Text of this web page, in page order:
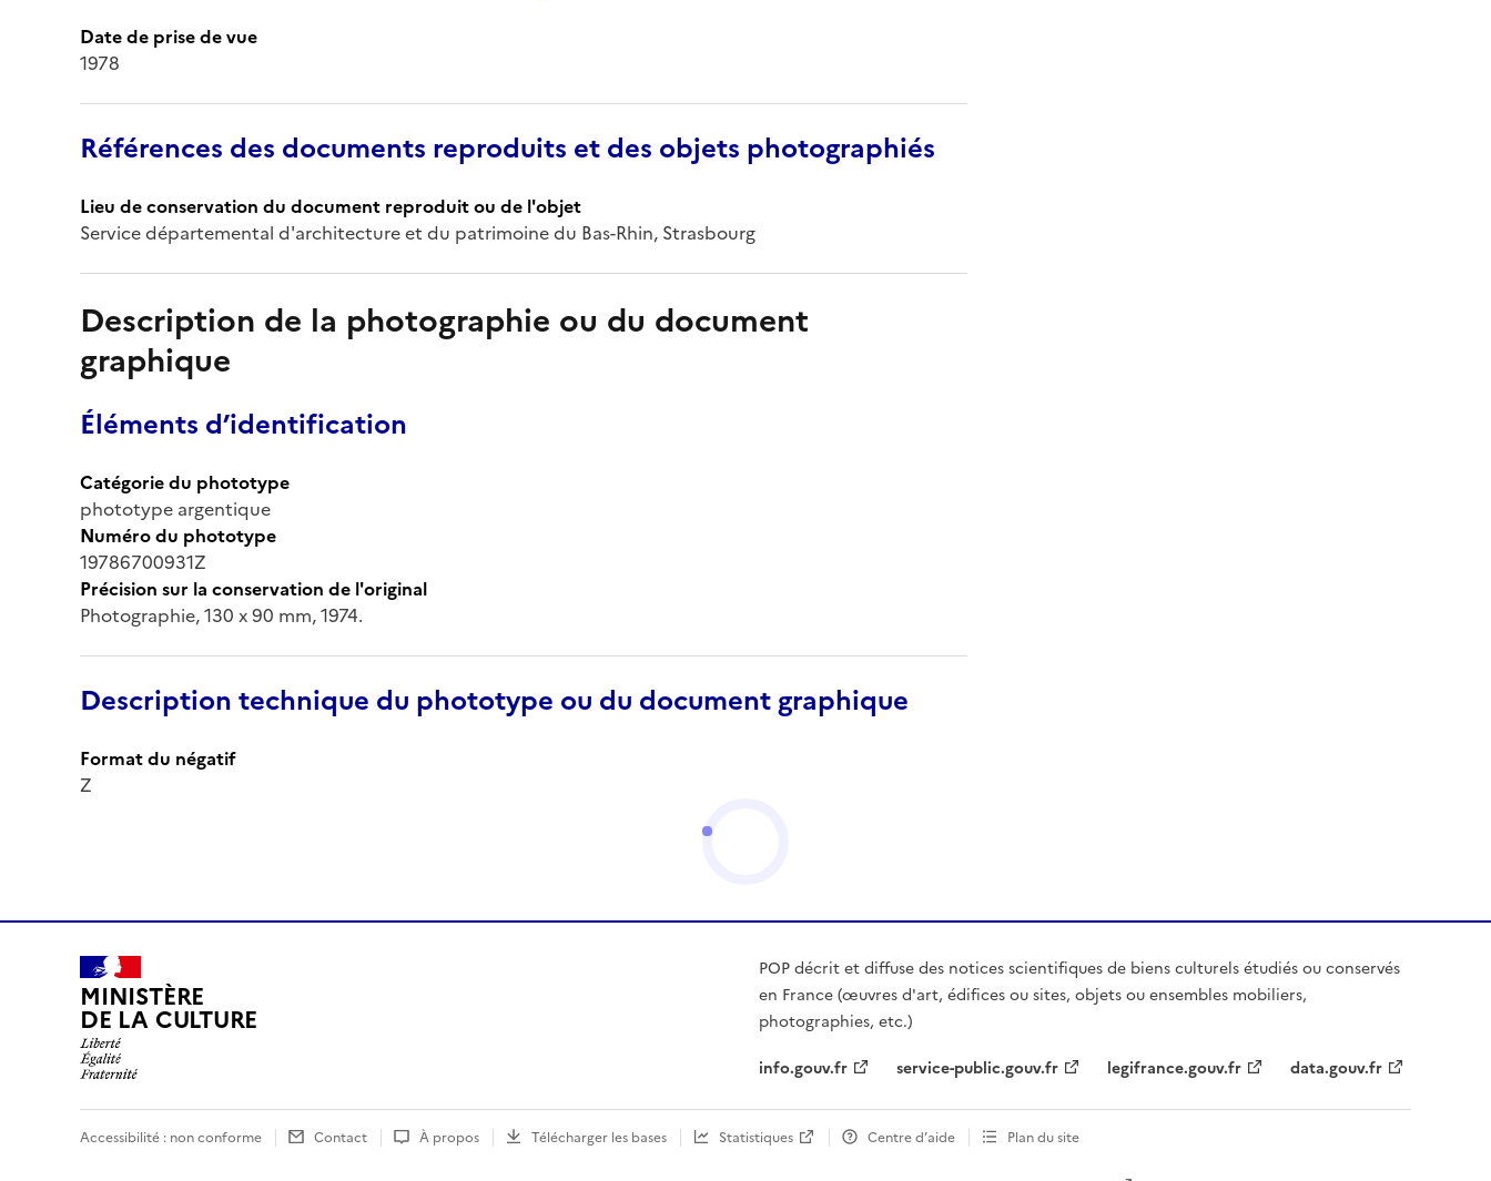
Date de prise de vue
1978
Références des documents reproduits et des objets photographiés
Lieu de conservation du document reproduit ou de l'objet
Service départemental d'architecture et du patrimoine du Bas-Rhin, Strasbourg
Description de la photographie ou du document
graphique
Éléments d’identification
Catégorie du phototype
phototype argentique
Numéro du phototype
19786700931Z
Précision sur la conservation de l'original
Photographie, 130 x 90 mm, 1974.
Description technique du phototype ou du document graphique
Format du négatif
Z
MINISTÈRE
DE LA CULTURE
POP décrit et diffuse des notices scientifiques de biens culturels étudiés ou conservés
en France (œuvres d'art, édifices ou sites, objets ou ensembles mobiliers,
photographies, etc.)
info.gouv.fr
service-public.gouv.fr legifrance.gouv.fr data.gouv.fr
Accessibilité : non conforme Contact À propos Télécharger les bases Statistiques Centre d’aide Plan du site